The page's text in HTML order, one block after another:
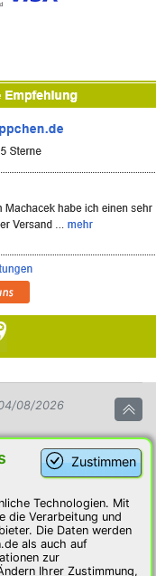
08/2026
Zustimmen
Technologien. Mit
die Verarbeitung und
Die Daten werden
als auch auf
zur
Ihrer Zustimmung,